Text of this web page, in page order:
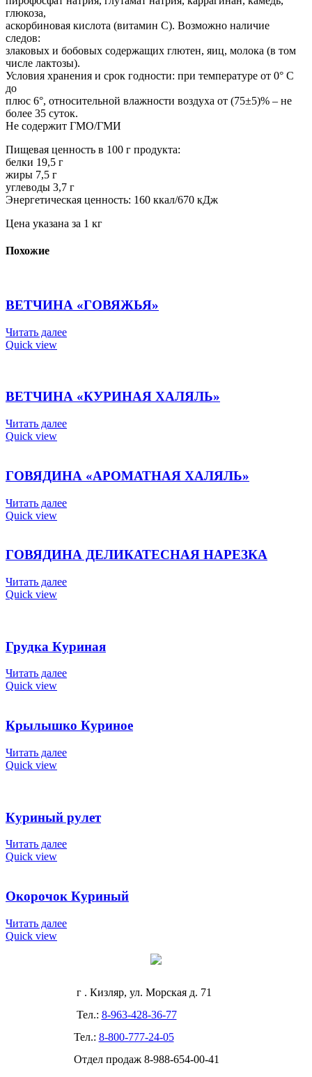
глюкоза,
аскорбиновая кислота (витамин С). Возможно наличие
следов:
злаковых и бобовых содержащих глютен, яиц, молока (в том
числе лактозы).
Условия хранения и срок годности: при температуре от 0° С
до
плюс 6°, относительной влажности воздуха от (75±5)% – не
более 35 суток.
Не содержит ГМО/ГМИ
Пищевая ценность в 100 г продукта:
белки 19,5 г
жиры 7,5 г
углеводы 3,7 г
Энергетическая ценность: 160 ккал/670 кДж
Цена указана за 1 кг
Похожие
ВЕТЧИНА «ГОВЯЖЬЯ»
Читать далее
Quick view
ВЕТЧИНА «КУРИНАЯ ХАЛЯЛЬ»
Читать далее
Quick view
ГОВЯДИНА «АРОМАТНАЯ ХАЛЯЛЬ»
Читать далее
Quick view
ГОВЯДИНА ДЕЛИКАТЕСНАЯ НАРЕЗКА
Читать далее
Quick view
Грудка Куриная
Читать далее
Quick view
Крылышко Куриное
Читать далее
Quick view
Куриный рулет
Читать далее
Quick view
Окорочок Куриный
Читать далее
Quick view
г . Кизляр, ул. Морская д. 71
Тел.: 8-963-428-36-77
Тел.: 8-800-777-24-05
Отдел продаж 8-988-654-00-41